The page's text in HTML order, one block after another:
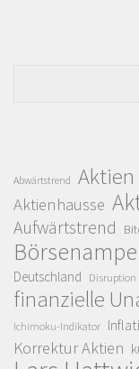
Abwärtstrend Aktien
Aktienhausse
Aufwärtstrend
Deutschland Disruption
finanzielle
Ichimoku-Indikator
Korrektur Aktien